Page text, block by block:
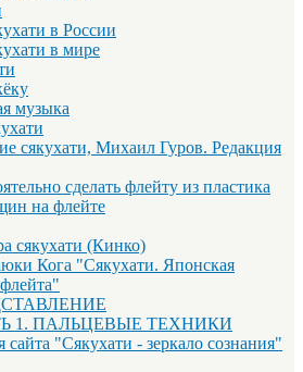
в России
в мире
музыка
сякухати, Михаил Гуров. Редакция
сделать флейту из пластика
на флейте
сякухати (Кинко)
Кога "Сякухати. Японская
1. ПАЛЬЦЕВЫЕ ТЕХНИКИ
"Сякухати - зеркало сознания"